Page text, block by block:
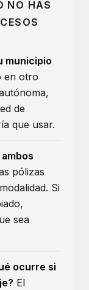
NO HAS
municipio
en otro
de
que usar.
pólizas
Si
sea
ocurre si
El